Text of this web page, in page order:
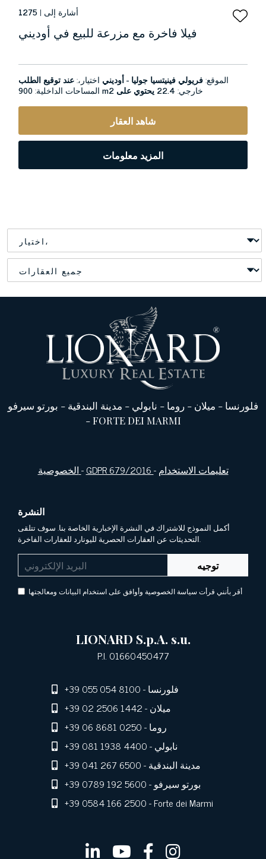
أشارة إلى | 1275
فيلا فاخرة مع مزرعة للبيع في أوديني
الموقع:فريولي فينيتسيا جوليا - أوديني اختيار،:عند توقيع الطلب
المساحات الداخلية: 900 m2 خارجي: 22.4 يحتوي على
شاهد العقار
المزيد معلومات
فلورنسا - ميلان - روما - نابولي - مدينة البندقية - بورتو سيرفو
-FORTE DEI MARMI
-GDPR 679/2016-تعليمات الاستخدام
النشرة
أكمل النموذج للاشتراك في النشرة الإخبارية الخاصة بنا. سوف تتلقى
التحديثات عن العقارات الحصرية لليونارد للعقارات الفاخرة.
توجيه
أقر بأنني قرأت سياسة الخصوصية وأوافق على استخدام البيانات ومعالجتها
LIONARD S.p.A. s.u.
P.I. 01660450477
+39 055 054 8100 - فلورنسا
+39 02 2506 1442 - ميلان
+39 06 8681 0250 - روما
+39 081 1938 4400 - نابولي
+39 041 267 6500 - مدينة البندقية
+39 0789 192 5600 - بورتو سيرفو
+39 0584 166 2500- Forte dei Marmi